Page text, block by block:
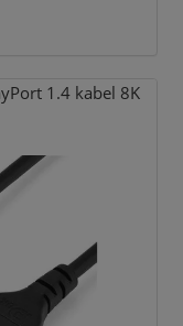
1.4 kabel 8K